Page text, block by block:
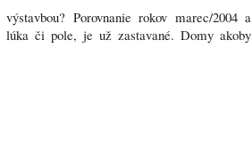
Porovnanie rokov marec/2004 a
lúka či pole, je už zastavané. Domy akoby